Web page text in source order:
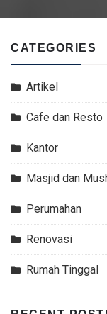
CATEGORIES
Artikel
Cafe dan Resto
Kantor
Masjid dan
Perumahan
Renovasi
Rumah Tinggal